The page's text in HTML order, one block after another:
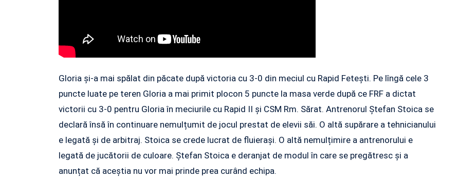
Gloria și-a mai spălat din păcate după victoria cu 3-0 din meciul cu Rapid Fetești. Pe lîngă cele 3
puncte luate pe teren Gloria a mai primit plocon 5 puncte la masa verde după ce FRF a dictat
victorii cu 3-0 pentru Gloria în meciurile cu Rapid II și CSM Rm. Sărat. Antrenorul Ștefan Stoica se
declară însă în continuare nemulțumit de jocul prestat de elevii săi. O altă supărare a tehnicianului
e legată și de arbitraj. Stoica se crede lucrat de fluierași. O altă nemulțimire a antrenorului e
legată de jucătorii de culoare. Ștefan Stoica e deranjat de modul în care se pregătresc și a
anunțat că aceștia nu vor mai prinde prea curând echipa.